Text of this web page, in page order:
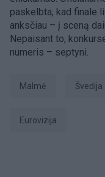
paskelbta, kad finale
anksčiau – į sceną
Nepaisant to,
numeris – septyni.
Malmė Švedija
Eurovizija